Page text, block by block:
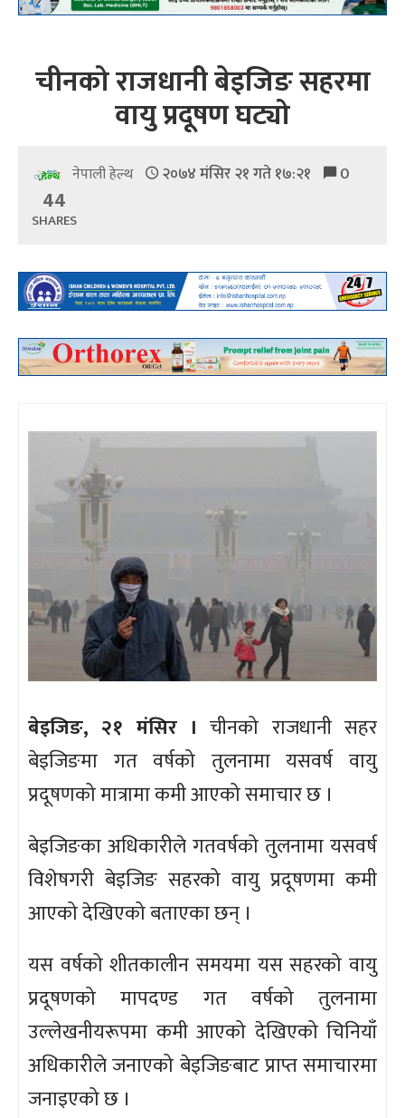
चीनको राजधानी बेइजिङ सहरमा
वायु प्रदूषण घट्यो
नेपाली हेल्थ २०७४ मंसिर २१ गते १७:२१ 0
44
SHARES
बेइजिङ, २१ मंसिर । चीनको राजधानी सहर
बेइजिङमा गत वर्षको तुलनामा यसवर्ष वायु
प्रदूषणको मात्रामा कमी आएको समाचार छ ।
बेइजिङका अधिकारीले गतवर्षको तुलनामा यसवर्ष
विशेषगरी बेइजिङ सहरको वायु प्रदूषणमा कमी
आएको देखिएको बताएका छन् ।
यस वर्षको शीतकालीन समयमा यस सहरको वायु
प्रदूषणको मापदण्ड गत वर्षको तुलनामा
उल्लेखनीयरूपमा कमी आएको देखिएको चिनियाँ
अधिकारीले जनाएको बेइजिङबाट प्राप्त समाचारमा
जनाइएको छ ।